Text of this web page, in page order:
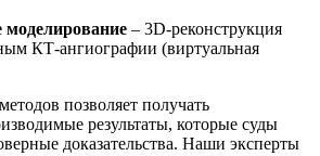
– 3D-реконструкция
КТ-ангиографии (виртуальная
позволяет получать
результаты, которые суды
доказательства. Наши эксперты